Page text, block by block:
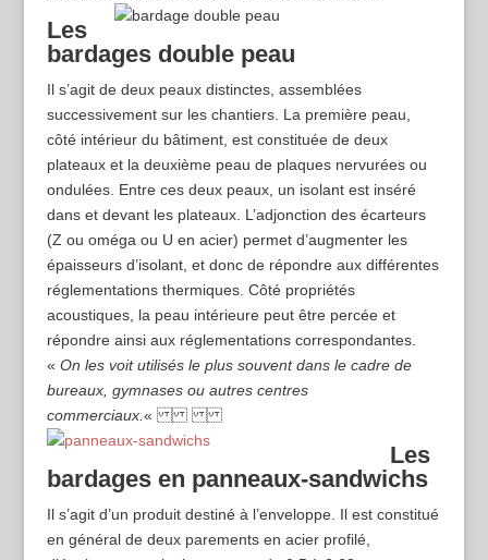
Les
bardages double peau
Il s’agit de deux peaux distinctes, assemblées
successivement sur les chantiers. La première peau,
côté intérieur du bâtiment, est constituée de deux
plateaux et la deuxième peau de plaques nervurées ou
ondulées. Entre ces deux peaux, un isolant est inséré
dans et devant les plateaux. L’adjonction des écarteurs
(Z ou oméga ou U en acier) permet d’augmenter les
épaisseurs d’isolant, et donc de répondre aux différentes
réglementations thermiques. Côté propriétés
acoustiques, la peau intérieure peut être percée et
répondre ainsi aux réglementations correspondantes.
« On les voit utilisés le plus souvent dans le cadre de
bureaux, gymnases ou autres centres
commerciaux. «
Les
bardages en panneaux-sandwichs
Il s’agit d’un produit destiné à l’enveloppe. Il est constitué
en général de deux parements en acier profilé,